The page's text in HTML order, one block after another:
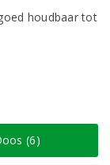
houdbaar tot
(6)